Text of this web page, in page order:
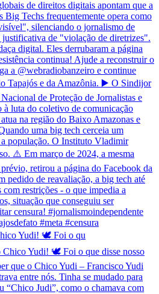
Yudi! 🕊️ Foi o qu